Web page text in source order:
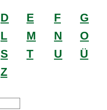
D E F
G
L M N
O
S T U
Ü
Z